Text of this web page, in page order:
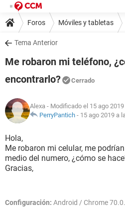
Foros Móviles y tabletas
Tema Anterior
Me robaron mi teléfono,
encontrarlo?
Cerrado
Alexa - Modificado el 15 ago
PerryPantich - 15 ago 2019 a
Hola,
Me robaron mi celular, me
medio del numero, ¿cómo se
Gracias,
Configuración: Android / Chrome